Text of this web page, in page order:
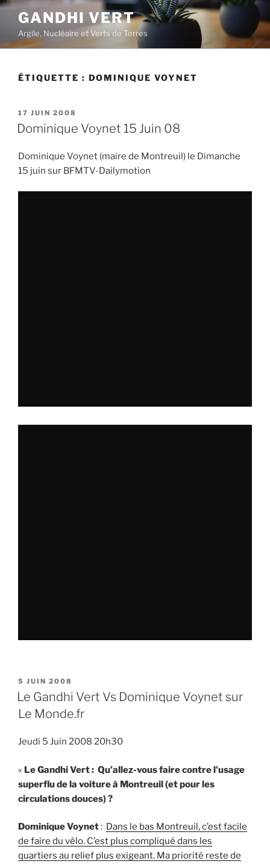
Aller
contenu
principal
GANDHI VERT
Argile, Nucléaire et Verts de Terres
ÉTIQUETTE : DOMINIQUE VOYNET
PUBLIÉ
LE
17 JUIN 2008
Dominique Voynet 15 Juin 08
Dominique Voynet (maire de Montreuil) le Dimanche
15 juin sur BFMTV-Dailymotion
PUBLIÉ
LE
5 JUIN 2008
Le Gandhi Vert Vs Dominique Voynet sur
Le Monde.fr
Jeudi 5 Juin 2008 20h30
« Le Gandhi Vert : Qu’allez-vous faire contre l’usage
superflu de la voiture à Montreuil (et pour les
circulations douces) ?
Dominique Voynet: Dans le bas Montreuil, c’est facile
de faire du vélo. C’est plus compliqué dans les
quartiers au relief plus exigeant. Ma priorité reste de